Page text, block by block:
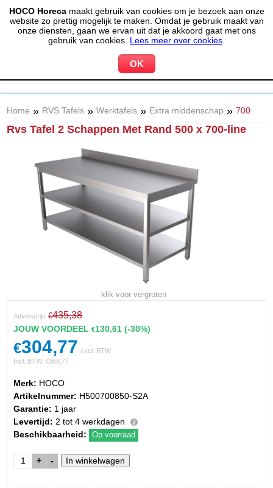
HOCO Horecamaakt gebruik van cookies om je bezoek aan onze
website zo prettig mogelijk te maken. Omdat je gebruik maakt van
onze diensten, gaan we ervan uit dat je akkoord gaat met ons
gebruik van cookies. Lees meer over cookies
(020) 497 6325 info@hocohoreca.nl
MIJN ACCOUNT 0 WINKELWAGEN
Home » RVS Tafels » Werktafels » Extra middenschap » 700
Rvs Tafel 2 Schappen Met Rand 500 x 700-line
klik voor vergroten
Adviesprijs €435,38
JOUW VOORDEEL€130,61 (-30%)
€304,77 excl. BTW
Incl. BTW:€368,77
Merk: HOCO
Artikelnummer: H500700850-S2A
Garantie: 1 jaar
Levertijd: 2 tot 4 werkdagen
Beschikbaarheid:
Op voorraad
+ -